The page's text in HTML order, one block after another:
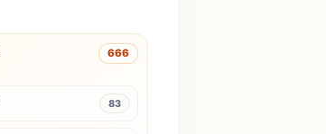
666
83